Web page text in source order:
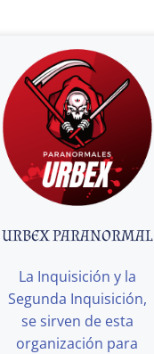
URBEX PARANORMAL
La Inquisición y la
Segunda Inquisición,
se sirven de esta
organización para